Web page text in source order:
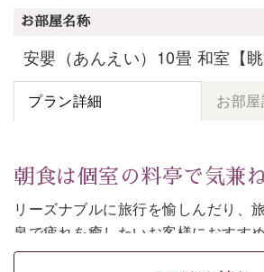
お部屋名称
安嬰（あんえい）10畳 和室【眺
プラン詳細 お部
朝食は個室の料亭で気兼
リーズナブルに旅行を愉しんだり、
泉で疲れを癒したいお客様におすすめ
ご朝食は個室の料亭で気兼ねなくお